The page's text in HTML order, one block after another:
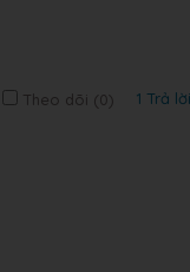
Theo dõi (0) 1 Trả lời